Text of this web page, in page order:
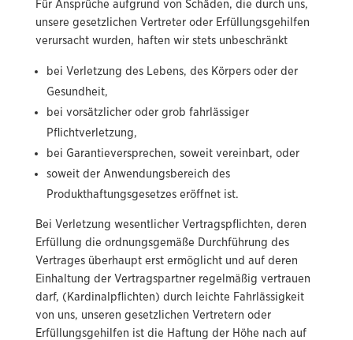
Für Ansprüche aufgrund von Schäden, die durch uns,
unsere gesetzlichen Vertreter oder Erfüllungsgehilfen
verursacht wurden, haften wir stets unbeschränkt
bei Verletzung des Lebens, des Körpers oder der
Gesundheit,
bei vorsätzlicher oder grob fahrlässiger
Pflichtverletzung,
bei Garantieversprechen, soweit vereinbart, oder
soweit der Anwendungsbereich des
Produkthaftungsgesetzes eröffnet ist.
Bei Verletzung wesentlicher Vertragspflichten, deren
Erfüllung die ordnungsgemäße Durchführung des
Vertrages überhaupt erst ermöglicht und auf deren
Einhaltung der Vertragspartner regelmäßig vertrauen
darf, (Kardinalpflichten) durch leichte Fahrlässigkeit
von uns, unseren gesetzlichen Vertretern oder
Erfüllungsgehilfen ist die Haftung der Höhe nach auf